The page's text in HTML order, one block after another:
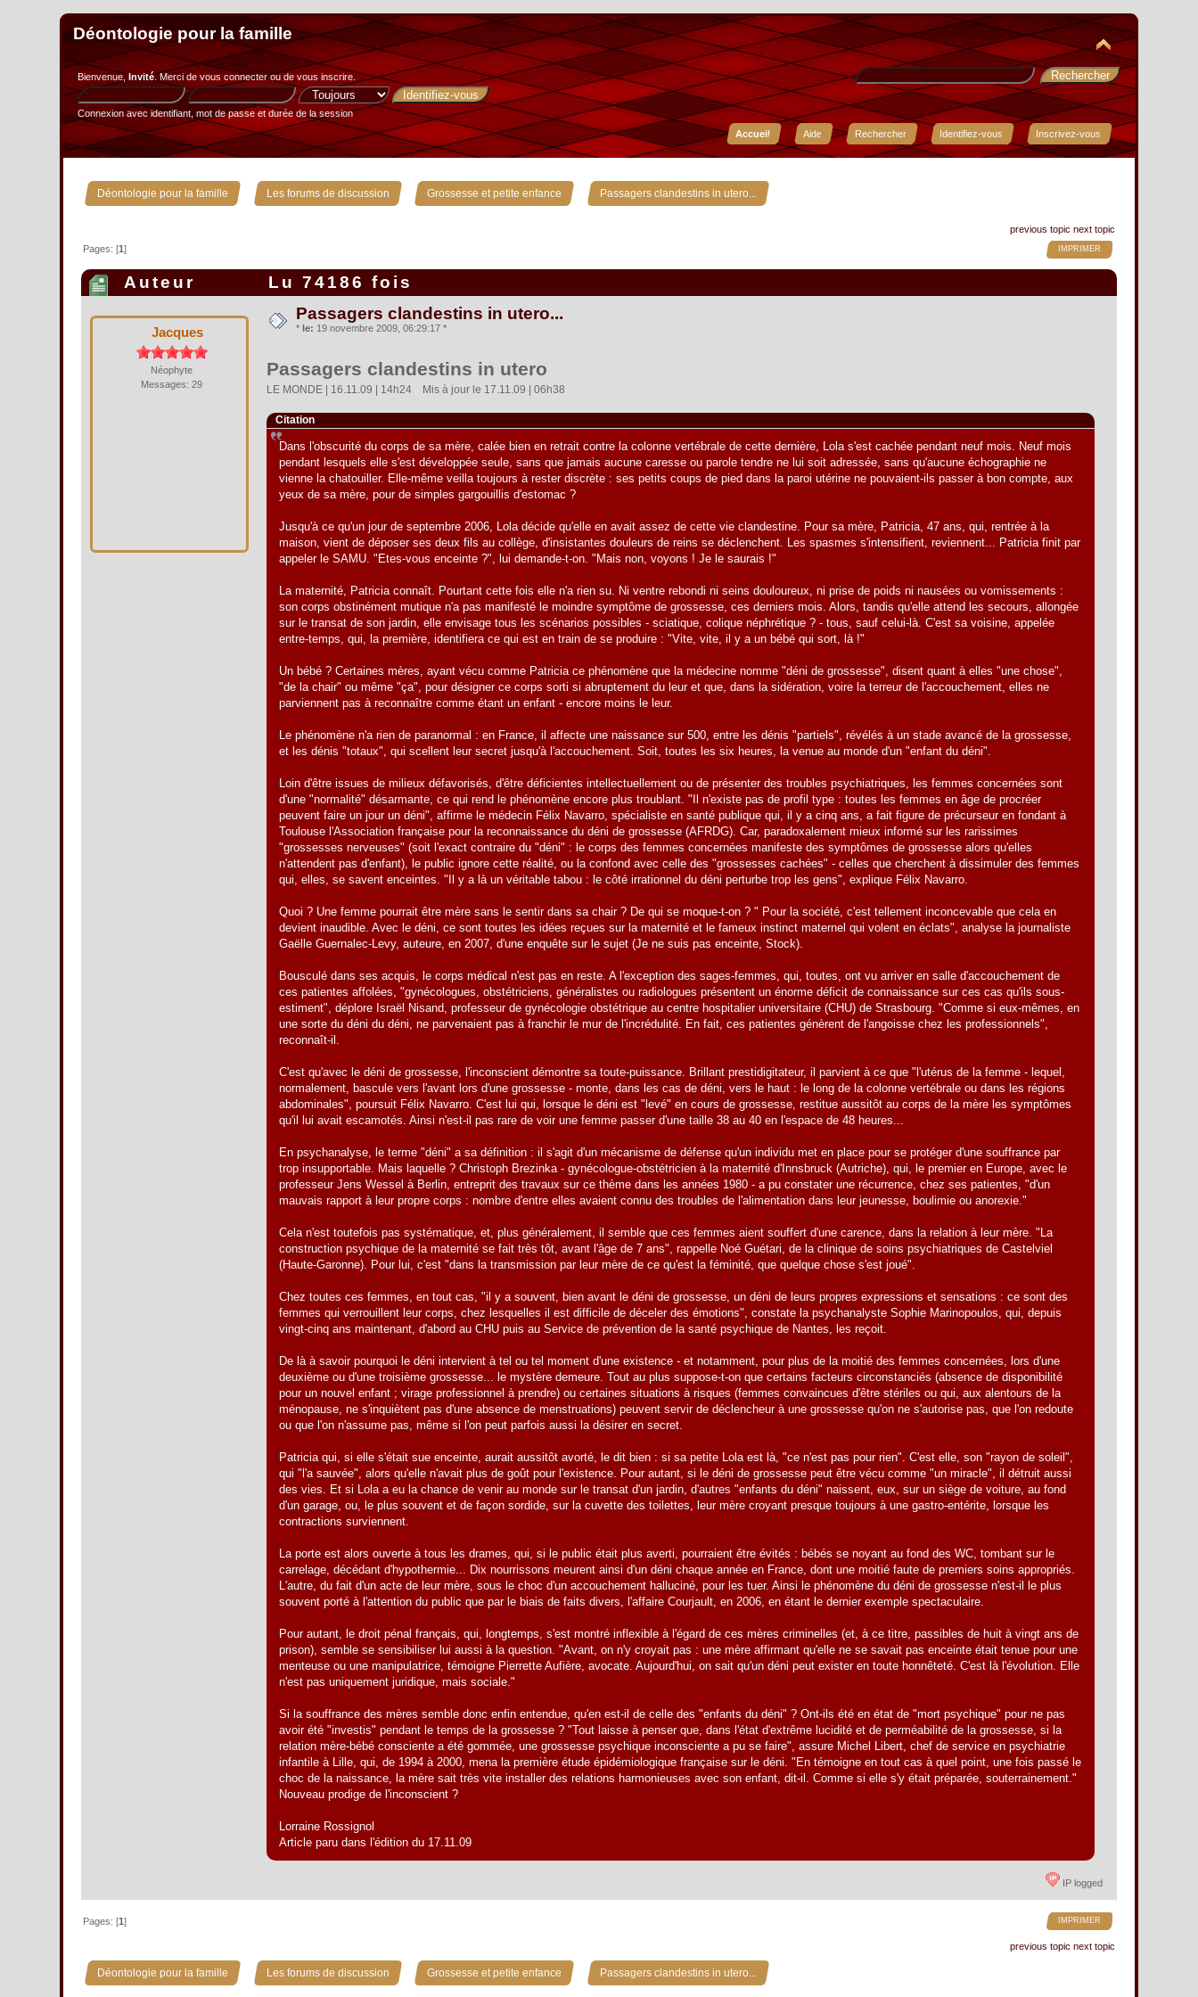
Déontologie pour la famille
Bienvenue,Invité. Merci devous connecterou devous inscrire.
Connexion avec identifiant, mot de passe et durée de la session
Accueil
Aide Rechercher Identifiez-vous Inscrivez-vous
Déontologie pour la famille » Les forums de discussion » Grossesse et petite enfance » Passagers clandestins in utero...
previous topic next topic
IMPRIMER
Pages: [1]
Auteur Lu 74186 fois
Jacques
Néophyte
Messages: 29
Passagers clandestins in utero...
* le: 19 novembre 2009, 06:29:17 *
Passagers clandestins in utero
LE MONDE | 16.11.09 | 14h24  Mis à jour le 17.11.09 | 06h38
Citation
Dans l'obscurité du corps de sa mère, calée bien en retrait contre la colonne vertébrale de cette dernière, Lola s'est cachée pendant neuf mois. Neuf mois
pendant lesquels elle s'est développée seule, sans que jamais aucune caresse ou parole tendre ne lui soit adressée, sans qu'aucune échographie ne
vienne la chatouiller. Elle-même veilla toujours à rester discrète : ses petits coups de pied dans la paroi utérine ne pouvaient-ils passer à bon compte, aux
yeux de sa mère, pour de simples gargouillis d'estomac ?
Jusqu'à ce qu'un jour de septembre 2006, Lola décide qu'elle en avait assez de cette vie clandestine. Pour sa mère, Patricia, 47 ans, qui, rentrée à la
maison, vient de déposer ses deux fils au collège, d'insistantes douleurs de reins se déclenchent. Les spasmes s'intensifient, reviennent... Patricia finit par
appeler le SAMU. "Etes-vous enceinte ?", lui demande-t-on. "Mais non, voyons ! Je le saurais !"
La maternité, Patricia connaît. Pourtant cette fois elle n'a rien su. Ni ventre rebondi ni seins douloureux, ni prise de poids ni nausées ou vomissements :
son corps obstinément mutique n'a pas manifesté le moindre symptôme de grossesse, ces derniers mois. Alors, tandis qu'elle attend les secours, allongée
sur le transat de son jardin, elle envisage tous les scénarios possibles - sciatique, colique néphrétique ? - tous, sauf celui-là. C'est sa voisine, appelée
entre-temps, qui, la première, identifiera ce qui est en train de se produire : "Vite, vite, il y a un bébé qui sort, là !"
Un bébé ? Certaines mères, ayant vécu comme Patricia ce phénomène que la médecine nomme "déni de grossesse", disent quant à elles "une chose",
"de la chair" ou même "ça", pour désigner ce corps sorti si abruptement du leur et que, dans la sidération, voire la terreur de l'accouchement, elles ne
parviennent pas à reconnaître comme étant un enfant - encore moins le leur.
Le phénomène n'a rien de paranormal : en France, il affecte une naissance sur 500, entre les dénis "partiels", révélés à un stade avancé de la grossesse,
et les dénis "totaux", qui scellent leur secret jusqu'à l'accouchement. Soit, toutes les six heures, la venue au monde d'un "enfant du déni".
Loin d'être issues de milieux défavorisés, d'être déficientes intellectuellement ou de présenter des troubles psychiatriques, les femmes concernées sont
d'une "normalité" désarmante, ce qui rend le phénomène encore plus troublant. "Il n'existe pas de profil type : toutes les femmes en âge de procréer
peuvent faire un jour un déni", affirme le médecin Félix Navarro, spécialiste en santé publique qui, il y a cinq ans, a fait figure de précurseur en fondant à
Toulouse l'Association française pour la reconnaissance du déni de grossesse (AFRDG). Car, paradoxalement mieux informé sur les rarissimes
"grossesses nerveuses" (soit l'exact contraire du "déni" : le corps des femmes concernées manifeste des symptômes de grossesse alors qu'elles
n'attendent pas d'enfant), le public ignore cette réalité, ou la confond avec celle des "grossesses cachées" - celles que cherchent à dissimuler des femmes
qui, elles, se savent enceintes. "Il y a là un véritable tabou : le côté irrationnel du déni perturbe trop les gens", explique Félix Navarro.
Quoi ? Une femme pourrait être mère sans le sentir dans sa chair ? De qui se moque-t-on ? " Pour la société, c'est tellement inconcevable que cela en
devient inaudible. Avec le déni, ce sont toutes les idées reçues sur la maternité et le fameux instinct maternel qui volent en éclats", analyse la journaliste
Gaëlle Guernalec-Levy, auteure, en 2007, d'une enquête sur le sujet (Je ne suis pas enceinte, Stock).
Bousculé dans ses acquis, le corps médical n'est pas en reste. A l'exception des sages-femmes, qui, toutes, ont vu arriver en salle d'accouchement de
ces patientes affolées, "gynécologues, obstétriciens, généralistes ou radiologues présentent un énorme déficit de connaissance sur ces cas qu'ils sous-
estiment", déplore Israël Nisand, professeur de gynécologie obstétrique au centre hospitalier universitaire (CHU) de Strasbourg. "Comme si eux-mêmes, en
une sorte du déni du déni, ne parvenaient pas à franchir le mur de l'incrédulité. En fait, ces patientes génèrent de l'angoisse chez les professionnels",
reconnaît-il.
C'est qu'avec le déni de grossesse, l'inconscient démontre sa toute-puissance. Brillant prestidigitateur, il parvient à ce que "l'utérus de la femme - lequel,
normalement, bascule vers l'avant lors d'une grossesse - monte, dans les cas de déni, vers le haut : le long de la colonne vertébrale ou dans les régions
abdominales", poursuit Félix Navarro. C'est lui qui, lorsque le déni est "levé" en cours de grossesse, restitue aussitôt au corps de la mère les symptômes
qu'il lui avait escamotés. Ainsi n'est-il pas rare de voir une femme passer d'une taille 38 au 40 en l'espace de 48 heures...
En psychanalyse, le terme "déni" a sa définition : il s'agit d'un mécanisme de défense qu'un individu met en place pour se protéger d'une souffrance par
trop insupportable. Mais laquelle ? Christoph Brezinka - gynécologue-obstétricien à la maternité d'Innsbruck (Autriche), qui, le premier en Europe, avec le
professeur Jens Wessel à Berlin, entreprit des travaux sur ce thème dans les années 1980 - a pu constater une récurrence, chez ses patientes, "d'un
mauvais rapport à leur propre corps : nombre d'entre elles avaient connu des troubles de l'alimentation dans leur jeunesse, boulimie ou anorexie."
Cela n'est toutefois pas systématique, et, plus généralement, il semble que ces femmes aient souffert d'une carence, dans la relation à leur mère. "La
construction psychique de la maternité se fait très tôt, avant l'âge de 7 ans", rappelle Noé Guétari, de la clinique de soins psychiatriques de Castelviel
(Haute-Garonne). Pour lui, c'est "dans la transmission par leur mère de ce qu'est la féminité, que quelque chose s'est joué".
Chez toutes ces femmes, en tout cas, "il y a souvent, bien avant le déni de grossesse, un déni de leurs propres expressions et sensations : ce sont des
femmes qui verrouillent leur corps, chez lesquelles il est difficile de déceler des émotions", constate la psychanalyste Sophie Marinopoulos, qui, depuis
vingt-cinq ans maintenant, d'abord au CHU puis au Service de prévention de la santé psychique de Nantes, les reçoit.
De là à savoir pourquoi le déni intervient à tel ou tel moment d'une existence - et notamment, pour plus de la moitié des femmes concernées, lors d'une
deuxième ou d'une troisième grossesse... le mystère demeure. Tout au plus suppose-t-on que certains facteurs circonstanciés (absence de disponibilité
pour un nouvel enfant ; virage professionnel à prendre) ou certaines situations à risques (femmes convaincues d'être stériles ou qui, aux alentours de la
ménopause, ne s'inquiètent pas d'une absence de menstruations) peuvent servir de déclencheur à une grossesse qu'on ne s'autorise pas, que l'on redoute
ou que l'on n'assume pas, même si l'on peut parfois aussi la désirer en secret.
Patricia qui, si elle s'était sue enceinte, aurait aussitôt avorté, le dit bien : si sa petite Lola est là, "ce n'est pas pour rien". C'est elle, son "rayon de soleil",
qui "l'a sauvée", alors qu'elle n'avait plus de goût pour l'existence. Pour autant, si le déni de grossesse peut être vécu comme "un miracle", il détruit aussi
des vies. Et si Lola a eu la chance de venir au monde sur le transat d'un jardin, d'autres "enfants du déni" naissent, eux, sur un siège de voiture, au fond
d'un garage, ou, le plus souvent et de façon sordide, sur la cuvette des toilettes, leur mère croyant presque toujours à une gastro-entérite, lorsque les
contractions surviennent.
La porte est alors ouverte à tous les drames, qui, si le public était plus averti, pourraient être évités : bébés se noyant au fond des WC, tombant sur le
carrelage, décédant d'hypothermie... Dix nourrissons meurent ainsi d'un déni chaque année en France, dont une moitié faute de premiers soins appropriés.
L'autre, du fait d'un acte de leur mère, sous le choc d'un accouchement halluciné, pour les tuer. Ainsi le phénomène du déni de grossesse n'est-il le plus
souvent porté à l'attention du public que par le biais de faits divers, l'affaire Courjault, en 2006, en étant le dernier exemple spectaculaire.
Pour autant, le droit pénal français, qui, longtemps, s'est montré inflexible à l'égard de ces mères criminelles (et, à ce titre, passibles de huit à vingt ans de
prison), semble se sensibiliser lui aussi à la question. "Avant, on n'y croyait pas : une mère affirmant qu'elle ne se savait pas enceinte était tenue pour une
menteuse ou une manipulatrice, témoigne Pierrette Aufière, avocate. Aujourd'hui, on sait qu'un déni peut exister en toute honnêteté. C'est là l'évolution. Elle
n'est pas uniquement juridique, mais sociale."
Si la souffrance des mères semble donc enfin entendue, qu'en est-il de celle des "enfants du déni" ? Ont-ils été en état de "mort psychique" pour ne pas
avoir été "investis" pendant le temps de la grossesse ? "Tout laisse à penser que, dans l'état d'extrême lucidité et de perméabilité de la grossesse, si la
relation mère-bébé consciente a été gommée, une grossesse psychique inconsciente a pu se faire", assure Michel Libert, chef de service en psychiatrie
infantile à Lille, qui, de 1994 à 2000, mena la première étude épidémiologique française sur le déni. "En témoigne en tout cas à quel point, une fois passé le
choc de la naissance, la mère sait très vite installer des relations harmonieuses avec son enfant, dit-il. Comme si elle s'y était préparée, souterrainement."
Nouveau prodige de l'inconscient ?
Lorraine Rossignol
Article paru dans l'édition du 17.11.09
IP logged
IMPRIMER
Pages: [1]
previous topic next topic
Déontologie pour la famille » Les forums de discussion » Grossesse et petite enfance » Passagers clandestins in utero...